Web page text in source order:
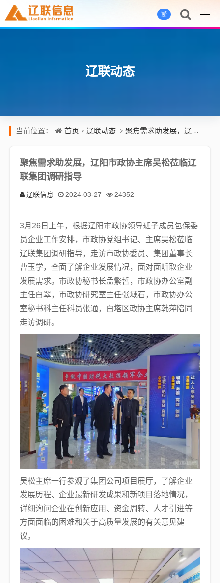
繁
辽联动态
当前位置： 首页 辽联动态 聚焦需求助发展，辽阳市政协主席吴松莅临辽联集团调研指导
聚焦需求助发展，辽阳市政协主席吴松莅临辽
联集团调研指导
辽联信息 2024-03-27 24352
3月26日上午，根据辽阳市政协领导班子成员包保委
员企业工作安排，市政协党组书记、主席吴松莅临
辽联集团调研指导，走访市政协委员、集团董事长
曹玉学，全面了解企业发展情况，面对面听取企业
发展需求。市政协秘书长孟繁哲，市政协办公室副
主任白翠，市政协研究室主任张域石，市政协办公
室秘书科主任科员张通，白塔区政协主席韩萍陪同
走访调研。
吴松主席一行参观了集团公司项目展厅，了解企业
发展历程、企业最新研发成果和新项目落地情况，
详细询问企业在创新应用、资金周转、人才引进等
方面面临的困难和关于高质量发展的有关意见建
议。